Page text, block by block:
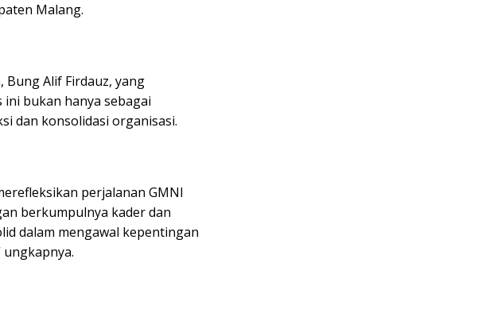
Malang.
Bung Alif Firdauz, yang
bukan hanya sebagai
dan konsolidasi organisasi.
perjalanan GMNI
berkumpulnya kader dan
dalam mengawal kepentingan